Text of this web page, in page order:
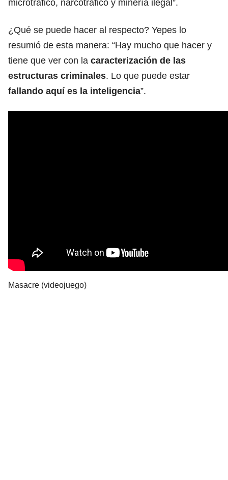
microtráfico, narcotráfico y minería ilegal”.
¿Qué se puede hacer al respecto? Yepes lo
resumió de esta manera: “Hay mucho que hacer y
tiene que ver con la caracterización de las
estructuras criminales. Lo que puede estar
fallando aquí es la inteligencia”.
Masacre (videojuego)